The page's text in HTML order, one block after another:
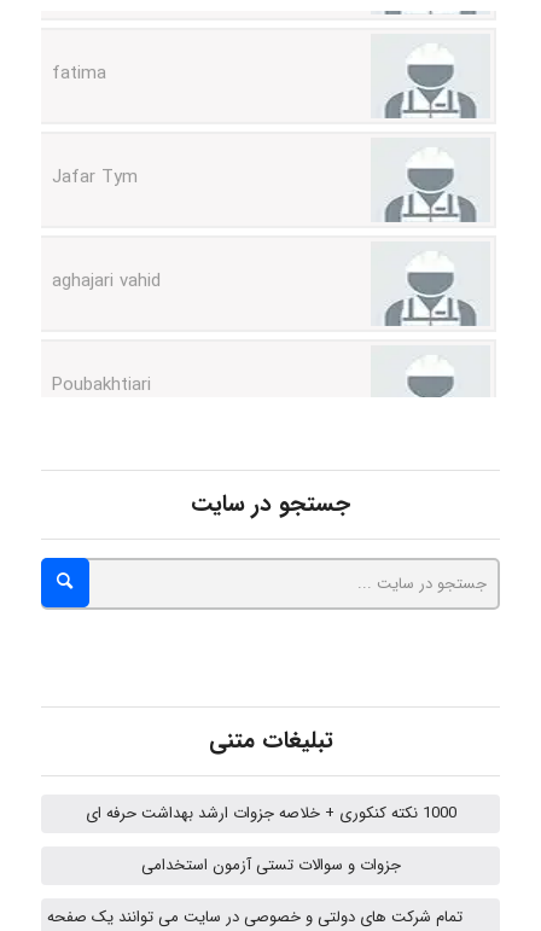
hosein abdolvand
جستجو در سایت
تبلیغات متنی
1000 نکته کنکوری + خلاصه جزوات ارشد بهداشت حرفه ای
جزوات و سوالات تستی آزمون استخدامی
تمام شرکت های دولتی و خصوصی در سایت می توانند یک صفحه